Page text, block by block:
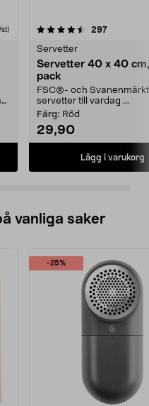
297
Servetter
Servetter 40 x 40
pack
FSC®- och
servetter till vardag ...
Färg: Röd
29,90
Lägg i varukorg
4.5 av 5 stjärnor
vanliga saker
-25%